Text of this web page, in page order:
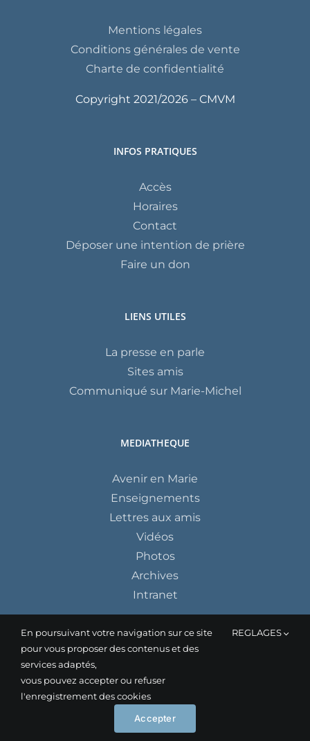
Mentions légales
Conditions générales de vente
Charte de confidentialité
Copyright 2021/2026 – CMVM
INFOS PRATIQUES
Accès
Horaires
Contact
Déposer une intention de prière
Faire un don
LIENS UTILES
La presse en parle
Sites amis
Communiqué sur Marie-Michel
MEDIATHEQUE
Avenir en Marie
Enseignements
Lettres aux amis
Vidéos
Photos
Archives
Intranet
InstagramFacebook
En poursuivant votre navigation sur ce site
pour vous proposer des contenus et des
services adaptés,
vous pouvez accepter ou refuser
l'enregistrement des cookies
REGLAGES
Accepter